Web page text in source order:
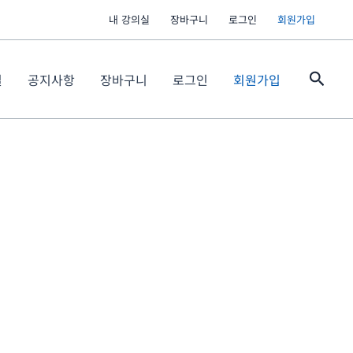
내 강의실 장바구니 로그인 회원가입
공지사항 장바구니 로그인 회원가입
검